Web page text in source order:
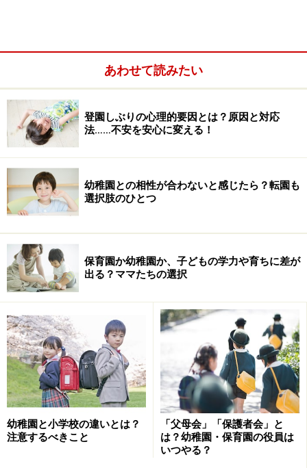
幼稚園か保育園かよりも親の関わり方が大切
幼稚園・保育園はそれぞれ目的などの差から、様々な違
いがあります。それらが子どもの育ちに影響を与える部
分も確かにあるでしょう。よく耳にするのは「教育に取
り組む幼稚園に通わせた方が子どもが賢くなるのでは」
というものです。しかし、小学校で子どもを受け入れて
いた立場からすると、幼稚園に通っていたか、保育園に
通っていたかの違いは大きいとは言えない、それよりも
親の違いの方が大きいと感じていました。
幼稚園・保育園のどちらの園に子どもを通わせていても
あわせて読みたい
登園しぶりの心理的要因とは？原因と対応
法……不安を安心に変える！
幼稚園との相性が合わないと感じたら？転園も
選択肢のひとつ
保育園か幼稚園か、子どもの学力や育ちに差が
出る？ママたちの選択
幼稚園と小学校の違いとは？
注意するべきこと
「父母会」「保護者会」と
は？幼稚園・保育園の役員は
いつやる？